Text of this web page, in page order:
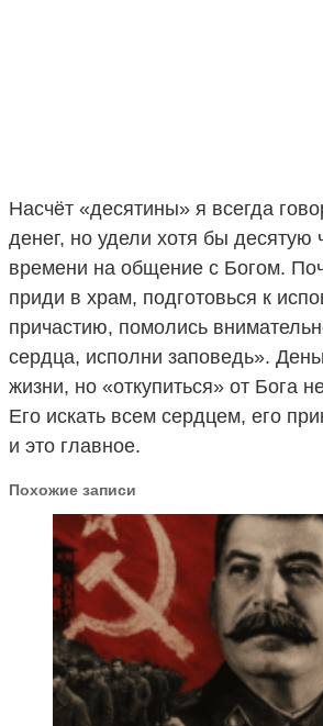
Насчёт «десятины» я всегда
денег, но удели хотя бы десятую
времени на общение с Богом.
приди в храм, подготовься к
причастию, помолись
сердца, исполни заповедь».
жизни, но «откупиться» от Бога
Его искать всем сердцем, его
и это главное.
Похожие записи